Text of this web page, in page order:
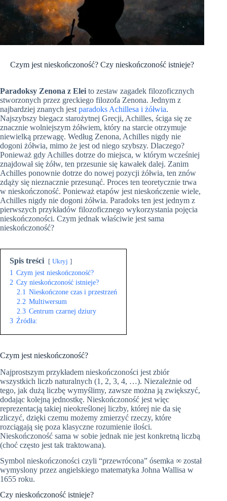
Czym jest nieskończoność? Czy nieskończoność istnieje?
Paradoksy Zenona z Elei to zestaw zagadek filozoficznych
stworzonych przez greckiego filozofa Zenona. Jednym z
najbardziej znanych jest paradoks Achillesa i żółwia.
Najszybszy biegacz starożytnej Grecji, Achilles, ściga się ze
znacznie wolniejszym żółwiem, który na starcie otrzymuje
niewielką przewagę. Według Zenona, Achilles nigdy nie
dogoni żółwia, mimo że jest od niego szybszy. Dlaczego?
Ponieważ gdy Achilles dotrze do miejsca, w którym wcześniej
znajdował się żółw, ten przesunie się kawałek dalej. Zanim
Achilles ponownie dotrze do nowej pozycji żółwia, ten znów
zdąży się nieznacznie przesunąć. Proces ten teoretycznie trwa
w nieskończoność. Ponieważ etapów jest nieskończenie wiele,
Achilles nigdy nie dogoni żółwia. Paradoks ten jest jednym z
pierwszych przykładów filozoficznego wykorzystania pojęcia
nieskończoności. Czym jednak właściwie jest sama
nieskończoność?
Spis treści Ukryj
1 Czym jest nieskończoność?
2 Czy nieskończoność istnieje?
2.1 Nieskończone czas i przestrzeń
2.2 Multiwersum
2.3 Centrum czarnej dziury
3 Źródła:
Czym jest nieskończoność?
Najprostszym przykładem nieskończoności jest zbiór
wszystkich liczb naturalnych (1, 2, 3, 4, …). Niezależnie od
tego, jak dużą liczbę wymyślimy, zawsze można ją zwiększyć,
dodając kolejną jednostkę. Nieskończoność jest więc
reprezentacją takiej nieokreślonej liczby, której nie da się
zliczyć, dzięki czemu możemy zmierzyć rzeczy, które
rozciągają się poza klasyczne rozumienie ilości.
Nieskończoność sama w sobie jednak nie jest konkretną liczbą
(choć często jest tak traktowana).
Symbol nieskończoności czyli “przewrócona” ósemka ∞ został
wymyslony przez angielskiego matematyka Johna Wallisa w
1655 roku.
Czy nieskończoność istnieje?